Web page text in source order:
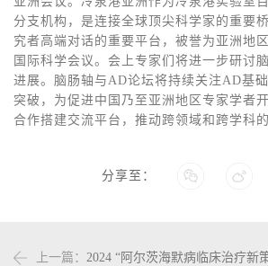
分支机构，是连接全球顶尖科学家的重要
究者高端对话的重要平台，被誉为亚洲地
国际科学会议。会上专家们将进一步研讨
进展。脑肠轴与AD论坛将持续关注AD基
突破，为促进中国乃至亚洲地区专家学者
合作搭建交流平台，推动跨领域和跨学科
分享至：
上一篇： 2024 “阿尔茨海默病临床治疗新